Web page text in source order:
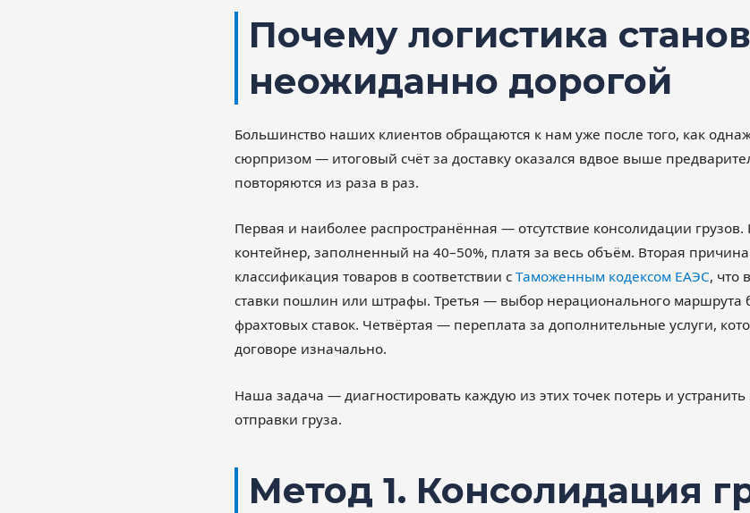
Почему логистика
неожиданно дорогой
Большинство наших клиентов обращаются к нам уже после того, как
сюрпризом — итоговый счёт за доставку оказался вдвое выше
повторяются из раза в раз.
Первая и наиболее распространённая — отсутствие консолидации
контейнер, заполненный на 40–50%, платя за весь объём. Вторая
классификация товаров в соответствии с Таможенным кодексом ЕАЭС, что
ставки пошлин или штрафы. Третья — выбор нерационального маршрута
фрахтовых ставок. Четвёртая — переплата за дополнительные услуги,
договоре изначально.
Наша задача — диагностировать каждую из этих точек потерь и
отправки груза.
Метод 1. Консолидация